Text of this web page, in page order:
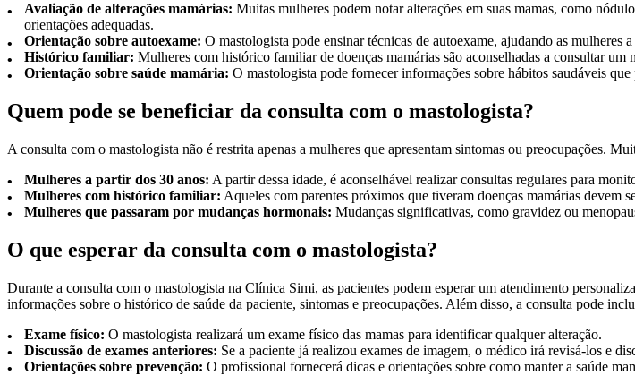
Avaliação de alterações mamárias: Muitas mulheres podem notar alterações em suas mamas, como
orientações adequadas.
Orientação sobre autoexame: O mastologista pode ensinar técnicas de autoexame, ajudando as mulheres
Histórico familiar: Mulheres com histórico familiar de doenças mamárias são aconselhadas a consultar
Orientação sobre saúde mamária: O mastologista pode fornecer informações sobre hábitos saudáveis
Quem pode se beneficiar da consulta com o mastologista?
A consulta com o mastologista não é restrita apenas a mulheres que apresentam sintomas ou preocupações.
Mulheres a partir dos 30 anos: A partir dessa idade, é aconselhável realizar consultas regulares para
Mulheres com histórico familiar: Aqueles com parentes próximos que tiveram doenças mamárias devem
Mulheres que passaram por mudanças hormonais: Mudanças significativas, como gravidez ou
O que esperar da consulta com o mastologista?
Durante a consulta com o mastologista na Clínica Simi, as pacientes podem esperar um atendimento
informações sobre o histórico de saúde da paciente, sintomas e preocupações. Além disso, a consulta pode
Exame físico: O mastologista realizará um exame físico das mamas para identificar qualquer alteração.
Discussão de exames anteriores: Se a paciente já realizou exames de imagem, o médico irá revisá-los e
Orientações sobre prevenção: O profissional fornecerá dicas e orientações sobre como manter a saúde